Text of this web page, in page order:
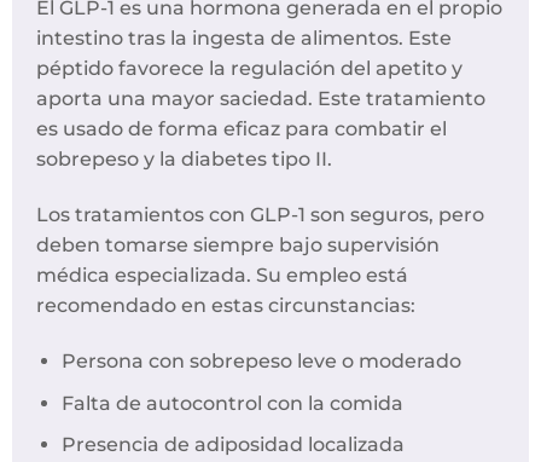
El GLP-1 es una hormona generada en el propio
intestino tras la ingesta de alimentos. Este
péptido favorece la regulación del apetito y
aporta una mayor saciedad. Este tratamiento
es usado de forma eficaz para combatir el
sobrepeso y la diabetes tipo II.
Los tratamientos con GLP-1 son seguros, pero
deben tomarse siempre bajo supervisión
médica especializada. Su empleo está
recomendado en estas circunstancias:
Persona con sobrepeso leve o moderado
Falta de autocontrol con la comida
Presencia de adiposidad localizada